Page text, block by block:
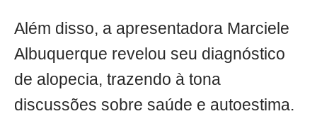
Além disso, a apresentadora Marciele
Albuquerque revelou seu diagnóstico
de alopecia, trazendo à tona
discussões sobre saúde e autoestima.